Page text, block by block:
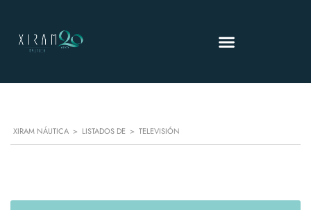
XIRAM NÁUTICA > LISTADOS DE > TELEVISIÓN